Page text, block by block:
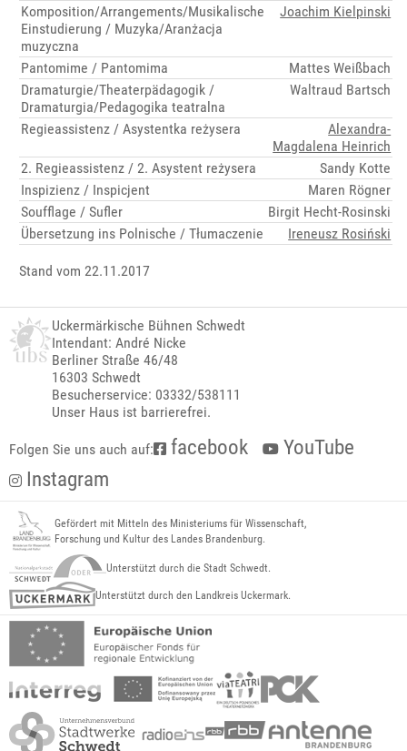
Komposition/Arrangements/Musikalische
Einstudierung / Muzyka/Aranżacja
muzyczna
Joachim Kielpinski
Pantomime / Pantomima
Mattes Weißbach
Dramaturgie/Theaterpädagogik /
Dramaturgia/Pedagogika teatralna
Waltraud Bartsch
Regieassistenz / Asystentka reżysera
Alexandra-
Magdalena Heinrich
2. Regieassistenz / 2. Asystent reżysera
Sandy Kotte
Inspizienz / Inspicjent
Maren Rögner
Soufflage / Sufler
Birgit Hecht-Rosinski
Übersetzung ins Polnische / Tłumaczenie
Ireneusz Rosiński
Stand vom 22.11.2017
Uckermärkische Bühnen Schwedt
Intendant: André Nicke
Berliner Straße 46/48
16303 Schwedt
Besucherservice: 03332/538111
Unser Haus ist barrierefrei.
Folgen Sie uns auch auf: facebook
YouTube
Instagram
Gefördert mit Mitteln des Ministeriums für Wissenschaft,
Forschung und Kultur des Landes Brandenburg.
Unterstützt durch die Stadt Schwedt.
Unterstützt durch den Landkreis Uckermark.